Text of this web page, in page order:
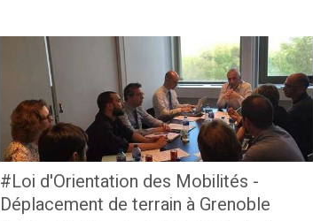
#Loi d'Orientation des Mobilités -
Déplacement de terrain à Grenoble